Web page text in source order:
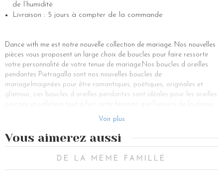
de l’humidité
Livraison : 5 jours à compter de la commande
Dance with me est notre nouvelle collection de mariage. Nos nouvelles
pièces vous proposent un large choix de boucles pour faire ressortir
votre personnalité de votre tenue de mariage.Nos boucles d oreilles
pendantes Pietragalla sont nos nouvelles boucles de
mariage.Imaginées pour être romantiques, poétiques, originales et
glamour, ces boucles d oreilles pendantes sont idéales pour les oreilles
représente. Notre collection se place sous la couleur blanche car il
s’agit d’une véritable ode à la féminité et au mariage. Cette paire de
boucles d oreilles en plaqué-or sont assorties à nos autres pièces
délicates pour femme de la collection. Nous avons souhaité apporter
une petite touche de douceur et de finesse en ajoutant des perles à
Voir plus
Vous aimerez aussi
DE LA MEME FAMILLE